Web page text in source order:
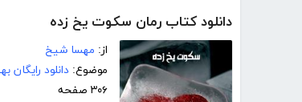
دانلود کتاب رمان سکوت یخ زده
از: مهسا شیخ
موضوع: دانلود رایگان
۳۰۶ صفحه